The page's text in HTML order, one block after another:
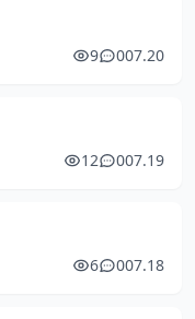
9 007.20
12 007.19
6 007.18